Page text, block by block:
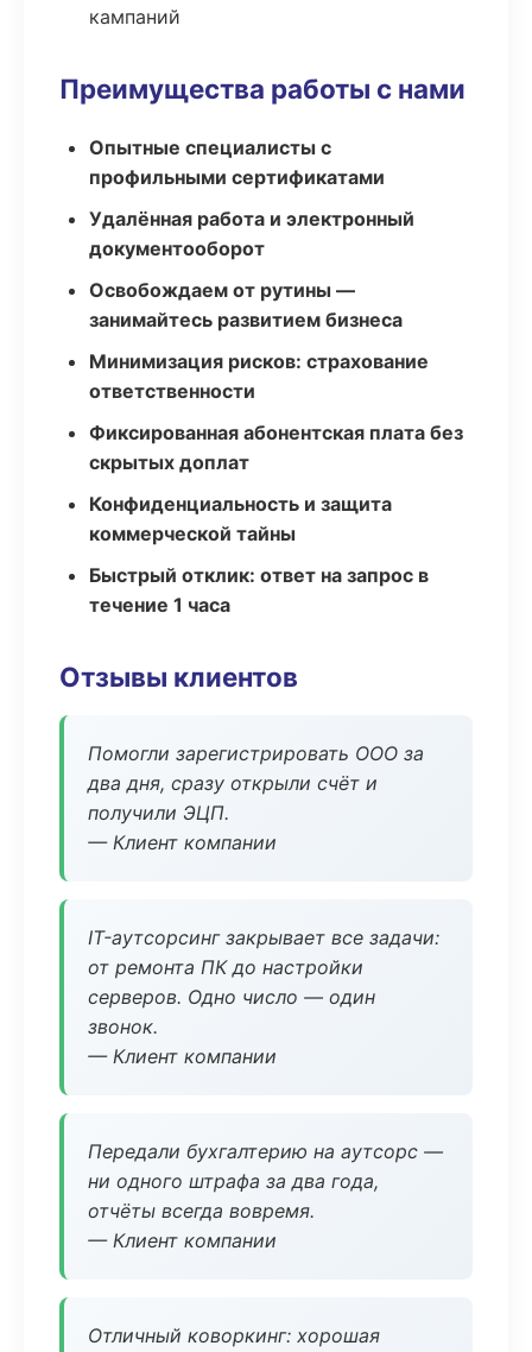
кампаний
Преимущества работы с нами
Опытные специалисты с
профильными сертификатами
Удалённая работа и электронный
документооборот
Освобождаем от рутины —
занимайтесь развитием бизнеса
Минимизация рисков: страхование
ответственности
Фиксированная абонентская плата без
скрытых доплат
Конфиденциальность и защита
коммерческой тайны
Быстрый отклик: ответ на запрос в
течение 1 часа
Отзывы клиентов
Помогли зарегистрировать ООО за
два дня, сразу открыли счёт и
получили ЭЦП.
— Клиент компании
IT-аутсорсинг закрывает все задачи:
от ремонта ПК до настройки
серверов. Одно число — один
звонок.
— Клиент компании
Передали бухгалтерию на аутсорс —
ни одного штрафа за два года,
отчёты всегда вовремя.
— Клиент компании
Отличный коворкинг: хорошая